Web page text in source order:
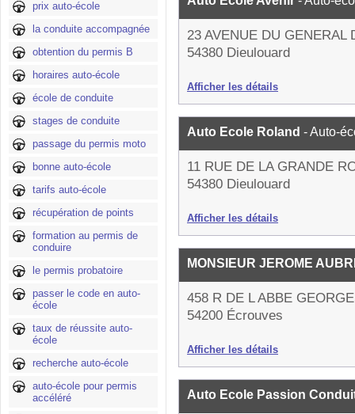
prix auto-école
la conduite accompagnée
obtention du permis B
horaires auto-école
école de conduite
stages de conduite
passage du permis moto
bonne auto-école
tarifs auto-école
récupération de points
formation au permis de
conduire
le permis probatoire
passer le code en auto-
école
taux de réussite auto-
école
recherche auto-école
auto-école pour permis
accéléré
23 AVENUE DU GENERAL
54380 Dieulouard
Afficher les détails
Auto Ecole Roland - Auto-
11 RUE DE LA GRANDE
54380 Dieulouard
Afficher les détails
MONSIEUR JEROME
458 R DE L ABBE
54200 Écrouves
Afficher les détails
Auto Ecole Passion